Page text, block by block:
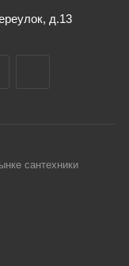
д.13
сантехники